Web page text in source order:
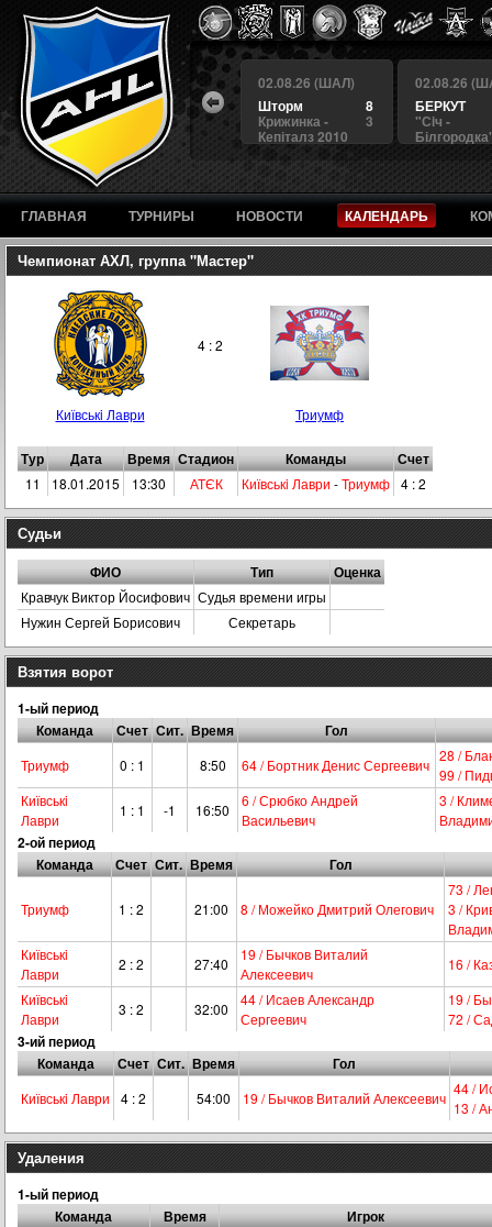
7
3
02.08.26 (ШАЛ)
7
Альянс
1
Арсенал 2
02.08.26 (ШАЛ)
8
Шторм
3
Крижинка -
Кепіталз 2010
02.08.26
БЕРКУТ
"Сiч -
ГЛАВНАЯ ТУРНИРЫ НОВОСТИ КАЛЕНДАРЬ
Чемпионат АХЛ, группа "Мастер"
4 : 2
Київськi Лаври Триумф
Тур Дата Время Стадион Команды Счет
11 18.01.2015 13:30 АТЄК Київськi Лаври -Триумф 4 : 2
Судьи
ФИО Тип Оценка
Кравчук Виктор Йосифович Судья времени игры
Нужин Сергей Борисович
Секретарь
Взятия ворот
1-ый период
Команда
Счет Сит. Время Гол
Триумф 0 : 1 8:50 64 / Бортник Денис Сергеевич
28 /
99 /
Київськi
Лаври
1 : 1 -1 16:50
6 / Срюбко Андрей
Васильевич
3 /
2-ой период
Команда
Счет Сит. Время Гол
Триумф 1 : 2 21:00 8 / Можейко Дмитрий Олегович
73 /
3 /
Київськi
Лаври
2 : 2 27:40
19 / Бычков Виталий
Алексеевич
16 /
Київськi
Лаври
3 : 2 32:00
44 / Исаев Александр
Сергеевич
19 /
72 /
3-ий период
Команда
Счет Сит. Время Гол
Київськi Лаври 4 : 2 54:00 19 / Бычков Виталий Алексеевич
44 /
13 /
Удаления
1-ый период
Команда
Время Игрок